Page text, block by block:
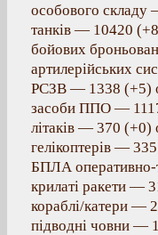
особового складу
танків — 10420
бойових
артилерійських
РСЗВ — 1338 (+5)
засоби ППО —
літаків — 370 (+0)
гелікоптерів —
БПЛА оперативно-
крилаті ракети —
кораблі/катери —
підводні човни —